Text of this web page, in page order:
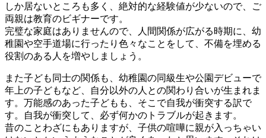
しか居ないところも多く、絶対的な経験値が少ないので、ご
両親は教育のビギナーです。
完璧な家庭はありませんので、人間関係が広がる時期に、幼
稚園や空手道場に行ったり色々なことをして、不備を埋める
役割のある人を増やしましょう。
また子ども同士の関係も、幼稚園の同級生や公園デビューで
年上の子どもなど、自分以外の人との関わり合いが生まれま
す。万能感のあった子どもも、そこで自我が衝突する訳で
す。自我が衝突して、必ず何かのトラブルが起きます。
昔のことわざにもありますが、子供の喧嘩に親が入っちゃい